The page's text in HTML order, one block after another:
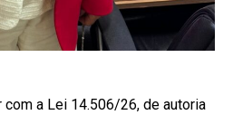
com a Lei 14.506/26, de autoria